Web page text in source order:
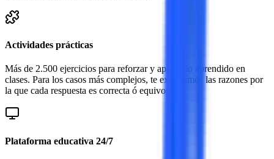
Actividades prácticas
Más de 2.500 ejercicios para reforzar y aplicar lo aprendido en
clases. Para los casos más complejos, te explicamos las razones por
la que cada respuesta es correcta ó equivocada.
Plataforma educativa 24/7